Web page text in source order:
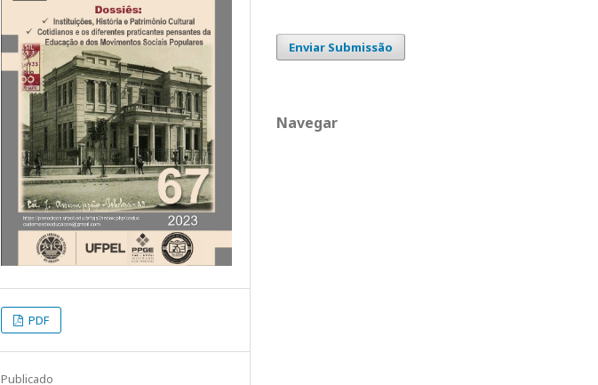
PDF
Publicado
Enviar Submissão
Navegar